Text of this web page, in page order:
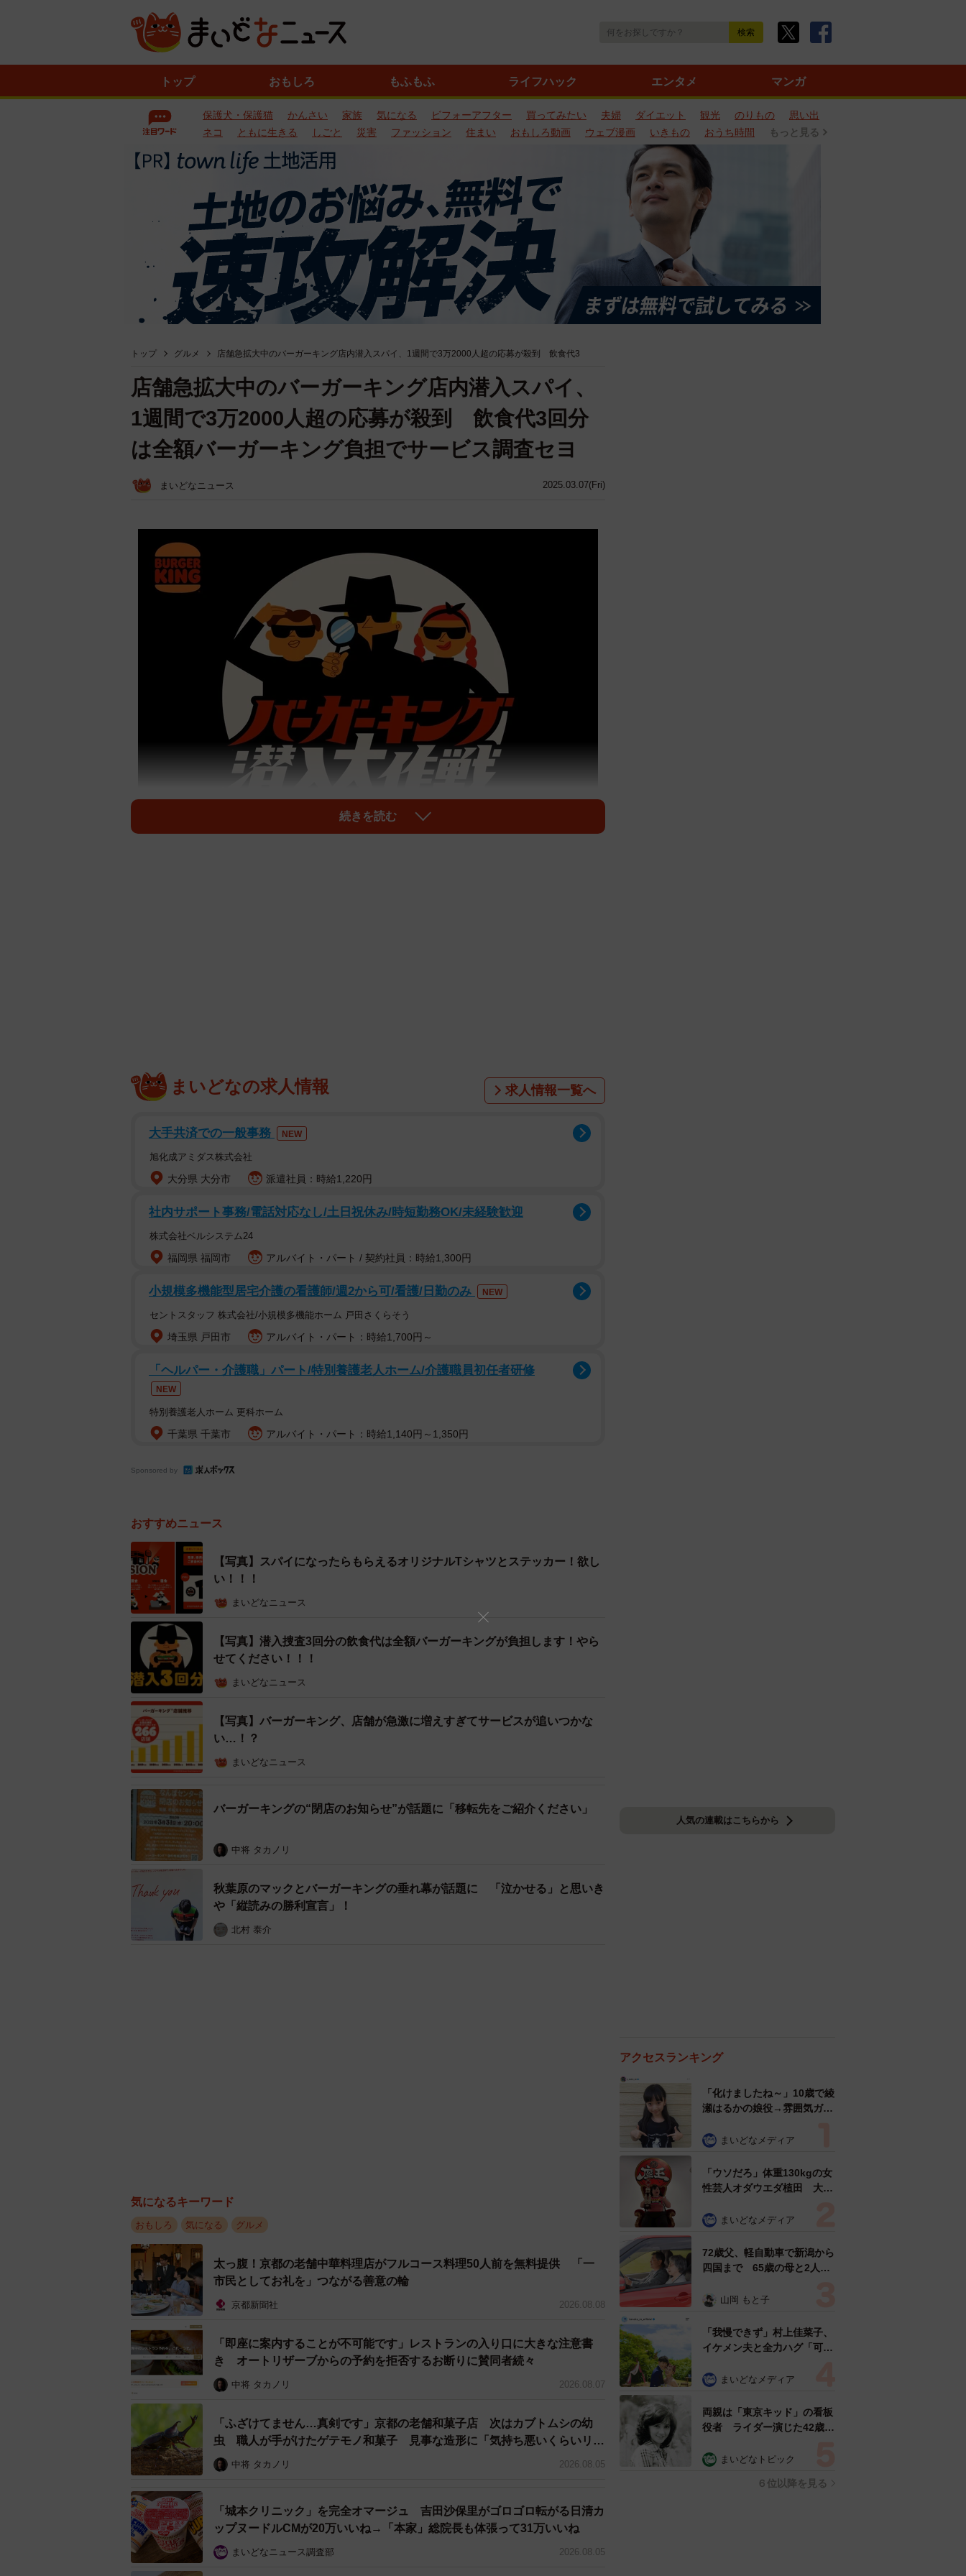
トップ おもしろ もふもふ ライフハック エンタメ マンガ
保護犬・保護猫 かんさい 家族 気になる ビフォーアフター 買ってみたい 夫婦 ダイエット 観光 のりもの
思い出
ネコ
ともに生きる しごと 災害 ファッション 住まい おもしろ動画 ウェブ漫画 いきもの おうち時間 もっと見る
トップ グルメ 店舗急拡大中のバーガーキング店内潜入スパイ、1週間で3万2000人超の応募が殺到 飲食代3
2025.03.07(Fri)
店舗急拡大中のバーガーキング店内潜入スパイ、
1週間で3万2000人超の応募が殺到 飲食代3回分
は全額バーガーキング負担でサービス調査セヨ
まいどなニュース
2/5
2019年5月末に全国で77店舗だったバーガーキングですが、2025年3月1日時点で3.5倍近い
266店舗へと激増。さらに、2028年末までに全国600店舗を目指しています。
況」（同社）が課題に。これを“ファン”の力を借りて解決しようというのが、「バーガーキ
ング潜入大作戦」です。
飲食代3回分+Tシャツとステッカー進呈（提供）
潜入3回の飲食代はバーガーキングが全額負担します（提供）
スパイに採用されると、希望の店舗に3回潜入し、商品を食べながら調査するミッションに
続きを読む
まいどなの求人情報 求人情報一覧へ
大手共済での一般事務 NEW
旭化成アミダス株式会社
大分県 大分市 派遣社員：時給1,220円
社内サポート事務/電話対応なし/土日祝休み/時短勤務OK/未経験歓迎
株式会社ベルシステム24
福岡県 福岡市 アルバイト・パート / 契約社員：時給1,300円
小規模多機能型居宅介護の看護師/週2から可/看護/日勤のみ NEW
セントスタッフ 株式会社/小規模多機能ホーム 戸田さくらそう
埼玉県 戸田市 アルバイト・パート：時給1,700円～
「ヘルパー・介護職」パート/特別養護老人ホーム/介護職員初任者研修
NEW
特別養護老人ホーム 更科ホーム
千葉県 千葉市 アルバイト・パート：時給1,140円～1,350円
Sponsored by
おすすめニュース
【写真】スパイになったらもらえるオリジナルTシャツとステッカー！欲し
い！！！
まいどなニュース
【写真】潜入捜査3回分の飲食代は全額バーガーキングが負担します！やら
せてください！！！
まいどなニュース
【写真】バーガーキング、店舗が急激に増えすぎてサービスが追いつかな
い…！？
まいどなニュース
バーガーキングの“閉店のお知らせ”が話題に「移転先をご紹介ください」
中将 タカノリ
秋葉原のマックとバーガーキングの垂れ幕が話題に 「泣かせる」と思いき
や「縦読みの勝利宣言」！
北村 泰介
気になるキーワード
おもしろ 気になる グルメ
太っ腹！京都の老舗中華料理店がフルコース料理50人前を無料提供 「一
市民としてお礼を」つながる善意の輪
京都新聞社 2026.08.08
「即座に案内することが不可能です」レストランの入り口に大きな注意書
き オートリザーブからの予約を拒否するお断りに賛同者続々
中将 タカノリ 2026.08.07
「ふざけてません…真剣です」京都の老舗和菓子店 次はカブトムシの幼
虫 職人が手がけたゲテモノ和菓子 見事な造形に「気持ち悪いくらいリア
ル」
中将 タカノリ 2026.08.05
「城本クリニック」を完全オマージュ 吉田沙保里がゴロゴロ転がる日清カ
ップヌードルCMが20万いいね→「本家」総院長も体張って31万いいね
まいどなニュース調査部 2026.08.05
人気の連載はこちらから
アクセスランキング
「化けましたね～」10歳で綾
瀬はるかの娘役→雰囲気ガラ
雰囲気が」「宝塚に入れそ
まいどなメディア
「ウソだろ」体重130kgの女
性芸人オダウエダ植田 大学
で」 まいどなメディア
72歳父、軽自動車で新潟から
四国まで 65歳の母と2人で
憩まで分刻み… 「大学生で
山岡 もと子
「我慢できず」村上佳菜子、
イケメン夫と全力ハグ「可愛
まいどなメディア
両親は「東京キッド」の看板
役者 ライダー演じた42歳元
ングフォト」計画を明言
まいどなトピック
６位以降を見る